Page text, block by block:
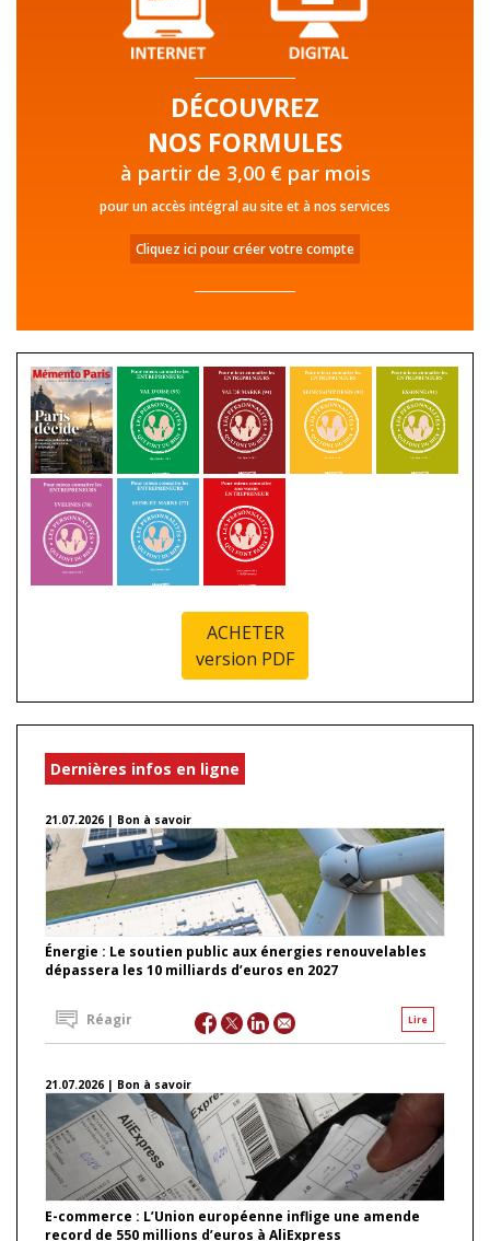
DÉCOUVREZ
NOS FORMULES
à partir de 3,00 € par mois
pour un accès intégral au site et à nos services
Cliquez ici pour créer votre compte
ACHETER
version PDF
Dernières infos en ligne
21.07.2026 | Bon à savoir
Énergie : Le soutien public aux énergies renouvelables
dépassera les 10 milliards d’euros en 2027
Lire
Réagir
21.07.2026 | Bon à savoir
E-commerce : L’Union européenne inflige une amende
record de 550 millions d’euros à AliExpress